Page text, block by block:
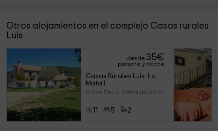
Otros alojamientos en el complejo Casas rurales
Luis
desde 35€
persona y noche
Casas Rurales Luis- La
Mata I
Calar De La Santa (Murcia)
5 2